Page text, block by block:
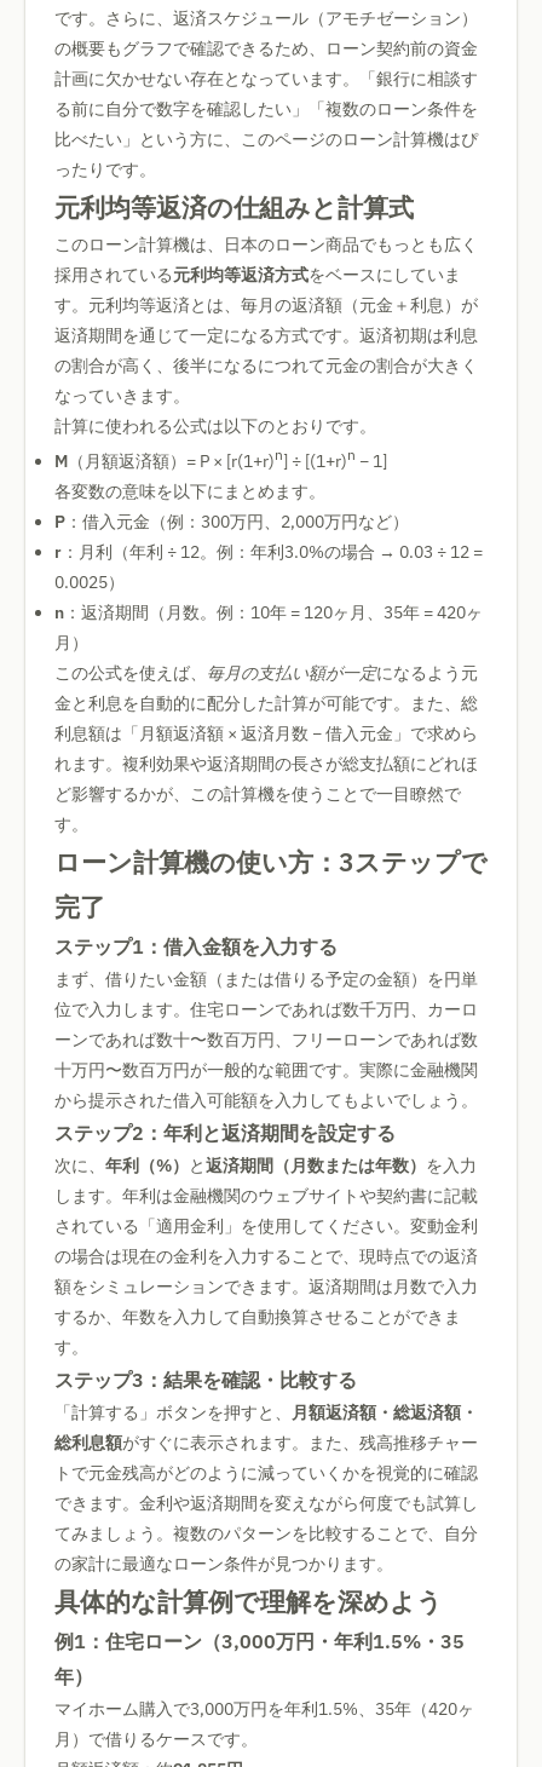
です。さらに、返済スケジュール（アモチゼーション）
の概要もグラフで確認できるため、ローン契約前の資金
計画に欠かせない存在となっています。「銀行に相談す
る前に自分で数字を確認したい」「複数のローン条件を
比べたい」という方に、このページのローン計算機はぴ
ったりです。
元利均等返済の仕組みと計算式
このローン計算機は、日本のローン商品でもっとも広く
採用されている元利均等返済方式をベースにしていま
す。元利均等返済とは、毎月の返済額（元金＋利息）が
返済期間を通じて一定になる方式です。返済初期は利息
の割合が高く、後半になるにつれて元金の割合が大きく
なっていきます。
計算に使われる公式は以下のとおりです。
M （月額返済額）= P × [r(1+r)n] ÷ [(1+r)n − 1]
各変数の意味を以下にまとめます。
P ：借入元金（例：300万円、2,000万円など）
r ：月利（年利 ÷ 12。例：年利3.0%の場合 → 0.03 ÷ 12 =
0.0025）
n ：返済期間（月数。例：10年 = 120ヶ月、35年 = 420ヶ
月）
この公式を使えば、 毎月の支払い額が一定になるよう元
金と利息を自動的に配分した計算が可能です。また、総
利息額は「月額返済額 × 返済月数 − 借入元金」で求めら
れます。複利効果や返済期間の長さが総支払額にどれほ
ど影響するかが、この計算機を使うことで一目瞭然で
す。
ローン計算機の使い方：3ステップで
完了
ステップ1：借入金額を入力する
まず、借りたい金額（または借りる予定の金額）を円単
位で入力します。住宅ローンであれば数千万円、カーロ
ーンであれば数十〜数百万円、フリーローンであれば数
十万円〜数百万円が一般的な範囲です。実際に金融機関
から提示された借入可能額を入力してもよいでしょう。
ステップ2：年利と返済期間を設定する
次に、 年利（%） と返済期間（月数または年数） を入力
します。年利は金融機関のウェブサイトや契約書に記載
されている「適用金利」を使用してください。変動金利
の場合は現在の金利を入力することで、現時点での返済
額をシミュレーションできます。返済期間は月数で入力
するか、年数を入力して自動換算させることができま
す。
ステップ3：結果を確認・比較する
「計算する」ボタンを押すと、
月額返済額・総返済額・
総利息額がすぐに表示されます。また、残高推移チャー
トで元金残高がどのように減っていくかを視覚的に確認
できます。金利や返済期間を変えながら何度でも試算し
てみましょう。複数のパターンを比較することで、自分
の家計に最適なローン条件が見つかります。
具体的な計算例で理解を深めよう
例1：住宅ローン（3,000万円・年利1.5%・35
年）
マイホーム購入で3,000万円を年利1.5%、35年（420ヶ
月）で借りるケースです。